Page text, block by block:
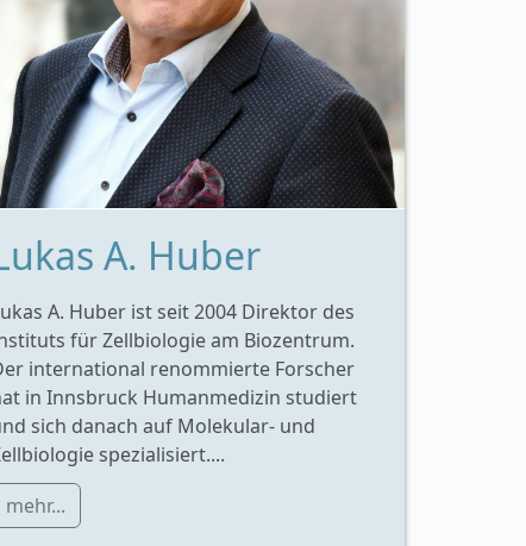
A. Huber
A. Huber ist seit 2004 Direktor des
für Zellbiologie am Biozentrum.
international renommierte Forscher
in Innsbruck Humanmedizin studiert
sich danach auf Molekular- und
spezialisiert....
mehr...